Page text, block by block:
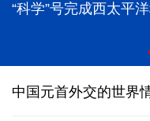
“科学”号完成西太平
中国元首外交的世界